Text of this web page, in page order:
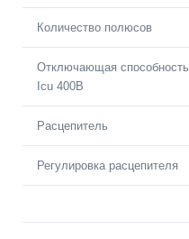
Количество полюсов
Отключающая способность
Icu 400В
Расцепитель
Регулировка расцепителя